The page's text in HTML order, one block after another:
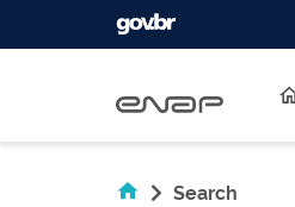
Search